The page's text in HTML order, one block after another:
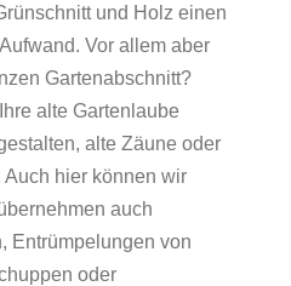
und Holz einen
Vor allem aber
Gartenabschnitt?
alte Gartenlaube
alte Zäune oder
hier können wir
auch
Entrümpelungen von
oder